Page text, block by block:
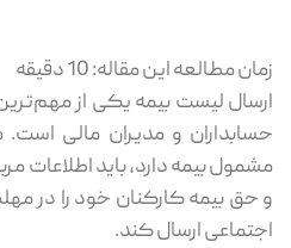
زمان مطالعه این مقاله:10دقیقه
ارسال لیست بیمه یکی از
حسابداران و مدیران مالی
مشمول بیمه دارد، باید اطلاعات
و حق بیمه کارکنان خود را در
اجتماعی ارسال کند.